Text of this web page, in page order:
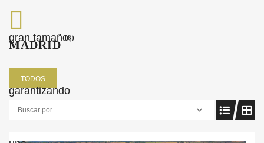
MADRID
(8)
TODOS
Buscar por